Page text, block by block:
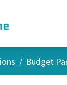
/ Budget